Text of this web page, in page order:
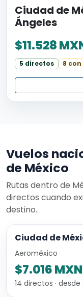
Ciudad de
Ángeles
$11.528
5 directos 8
Vuelos
de México
Rutas dentro de
directos cuando
destino.
Ciudad de
Aeroméxico
$7.016 MXN
14 directos ·